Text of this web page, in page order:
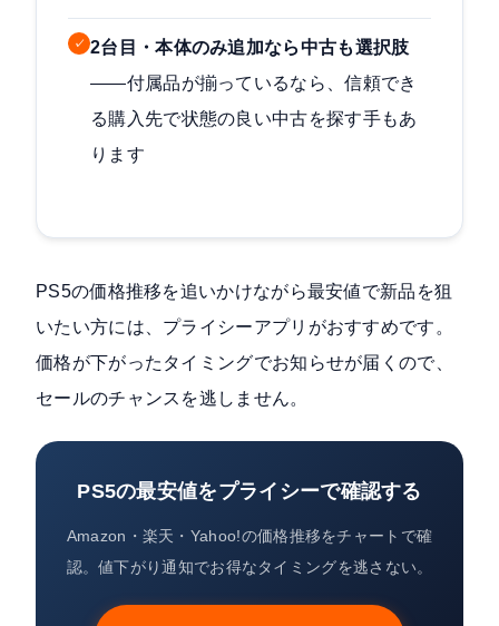
✓ 2台目・本体のみ追加なら中古も選択肢
——付属品が揃っているなら、信頼でき
る購入先で状態の良い中古を探す手もあ
ります
PS5の価格推移を追いかけながら最安値で新品を狙
いたい方には、プライシーアプリがおすすめです。
価格が下がったタイミングでお知らせが届くので、
セールのチャンスを逃しません。
PS5の最安値をプライシーで確認する
Amazon・楽天・Yahoo!の価格推移をチャートで確
認。値下がり通知でお得なタイミングを逃さない。